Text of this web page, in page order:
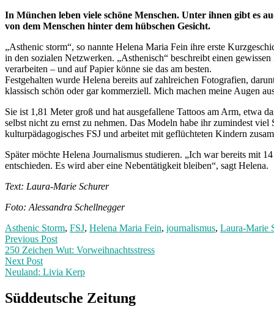
In München leben viele schöne Menschen. Unter ihnen gibt es
von dem Menschen hinter dem hübschen Gesicht.
„Asthenic storm“, so nannte Helena Maria Fein ihre erste
in den sozialen Netzwerken. „Asthenisch“ beschreibt einen
verarbeiten – und auf Papier könne sie das am besten.
Festgehalten wurde Helena bereits auf zahlreichen Fotografien,
klassisch schön oder gar kommerziell. Mich machen meine Augen
Sie ist 1,81 Meter groß und hat ausgefallene Tattoos am Arm, etwa
selbst nicht zu ernst zu nehmen. Das Modeln habe ihr zumindest
kulturpädagogisches FSJ und arbeitet mit geflüchteten Kindern
Später möchte Helena Journalismus studieren. „Ich war bereits mit
entschieden. Es wird aber eine Nebentätigkeit bleiben“, sagt Helena.
Text: Laura-Marie Schurer
Foto: Alessandra Schellnegger
Asthenic Storm, FSJ, Helena Maria Fein, journalismus, Laura-Marie
Post
navigation
Previous PostPrevious
post:
250 Zeichen Wut: Vorweihnachtsstress
Next Post
Neuland: Livia Kerp
Post:
Süddeutsche Zeitung